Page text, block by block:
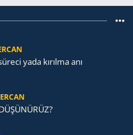
yada kırılma anı